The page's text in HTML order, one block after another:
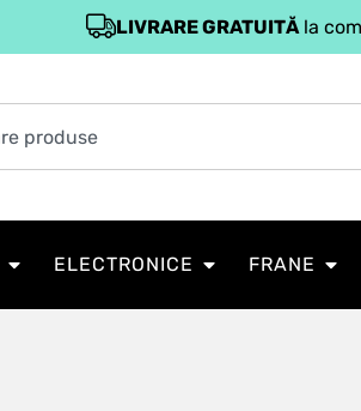
LIVRARE GRATUITĂ la
ELECTRONICE FRANE